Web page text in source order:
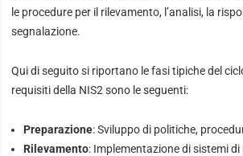
le procedure per il rilevamento, l’analisi, la
segnalazione.
Qui di seguito si riportano le fasi tipiche del
requisiti della NIS2 sono le seguenti:
Preparazione: Sviluppo di politiche,
Rilevamento: Implementazione di sistemi